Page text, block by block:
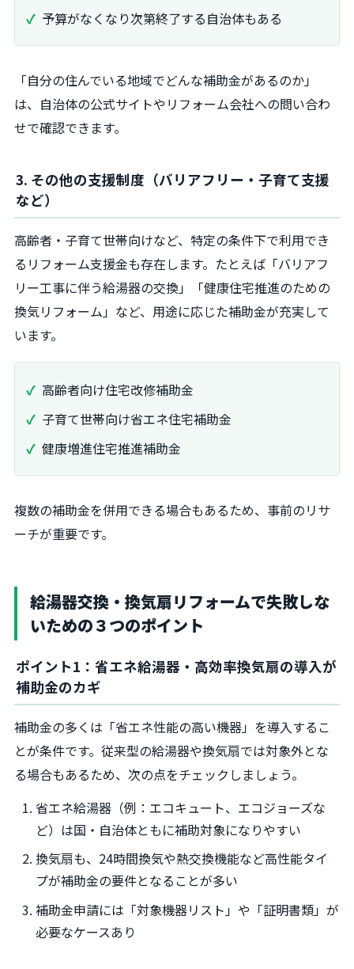
予算がなくなり次第終了する自治体もある
「自分の住んでいる地域でどんな補助金があるのか」
は、自治体の公式サイトやリフォーム会社への問い合わ
せで確認できます。
3. その他の支援制度（バリアフリー・子育て支援
など）
高齢者・子育て世帯向けなど、特定の条件下で利用でき
るリフォーム支援金も存在します。たとえば「バリアフ
リー工事に伴う給湯器の交換」「健康住宅推進のための
換気リフォーム」など、用途に応じた補助金が充実して
います。
高齢者向け住宅改修補助金
子育て世帯向け省エネ住宅補助金
健康増進住宅推進補助金
複数の補助金を併用できる場合もあるため、事前のリサ
ーチが重要です。
給湯器交換・換気扇リフォームで失敗しな
いための３つのポイント
ポイント1：省エネ給湯器・高効率換気扇の導入が
補助金のカギ
補助金の多くは「省エネ性能の高い機器」を導入するこ
とが条件です。従来型の給湯器や換気扇では対象外とな
る場合もあるため、次の点をチェックしましょう。
省エネ給湯器（例：エコキュート、エコジョーズな
ど）は国・自治体ともに補助対象になりやすい
換気扇も、24時間換気や熱交換機能など高性能タイ
プが補助金の要件となることが多い
補助金申請には「対象機器リスト」や「証明書類」が
必要なケースあり